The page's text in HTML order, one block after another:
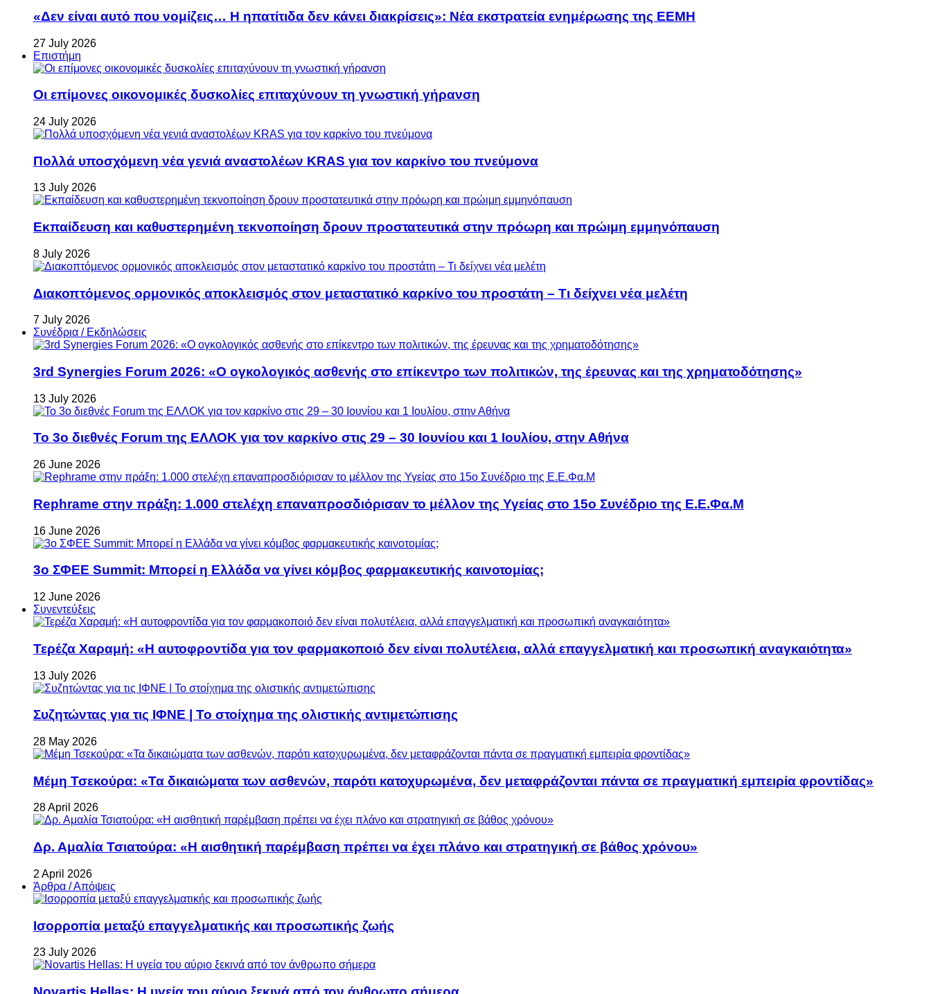
«Δεν είναι αυτό που νομίζεις… Η ηπατίτιδα δεν κάνει διακρίσεις»: Νέα εκστρατεία ενημέρωσης της ΕΕΜΗ
27 July 2026
Επιστήμη
Οι επίμονες οικονομικές δυσκολίες επιταχύνουν τη γνωστική γήρανση
24 July 2026
Πολλά υποσχόμενη νέα γενιά αναστολέων KRAS για τον καρκίνο του πνεύμονα
13 July 2026
Εκπαίδευση και καθυστερημένη τεκνοποίηση δρουν προστατευτικά στην πρόωρη και πρώιμη εμμηνόπαυση
8 July 2026
Διακοπτόμενος ορμονικός αποκλεισμός στον μεταστατικό καρκίνο του προστάτη – Τι δείχνει νέα μελέτη
7 July 2026
Συνέδρια / Εκδηλώσεις
3rd Synergies Forum 2026: «Ο ογκολογικός ασθενής στο επίκεντρο των πολιτικών, της έρευνας και της χρηματοδότησης»
13 July 2026
Το 3ο διεθνές Forum της ΕΛΛΟΚ για τον καρκίνο στις 29 – 30 Ιουνίου και 1 Ιουλίου, στην Αθήνα
26 June 2026
Rephrame στην πράξη: 1.000 στελέχη επαναπροσδιόρισαν το μέλλον της Υγείας στο 15ο Συνέδριο της Ε.Ε.Φα.Μ
16 June 2026
3ο ΣΦΕΕ Summit: Μπορεί η Ελλάδα να γίνει κόμβος φαρμακευτικής καινοτομίας;
12 June 2026
Συνεντεύξεις
Τερέζα Χαραμή: «Η αυτοφροντίδα για τον φαρμακοποιό δεν είναι πολυτέλεια, αλλά επαγγελματική και προσωπική αναγκαιότητα»
13 July 2026
Συζητώντας για τις ΙΦΝΕ | Το στοίχημα της ολιστικής αντιμετώπισης
28 May 2026
Μέμη Τσεκούρα: «Τα δικαιώματα των ασθενών, παρότι κατοχυρωμένα, δεν μεταφράζονται πάντα σε πραγματική εμπειρία φροντίδας»
28 April 2026
Δρ. Αμαλία Τσιατούρα: «Η αισθητική παρέμβαση πρέπει να έχει πλάνο και στρατηγική σε βάθος χρόνου»
2 April 2026
Άρθρα / Απόψεις
Ισορροπία μεταξύ επαγγελματικής και προσωπικής ζωής
23 July 2026